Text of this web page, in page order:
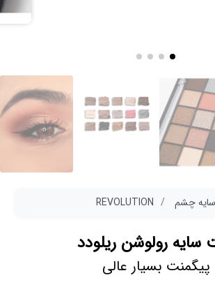
سایه چشم REVOLUTION
سایه رولوشن ریلودد
پیگمنت بسیار عالی